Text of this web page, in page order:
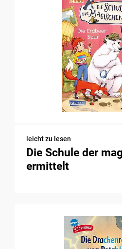
leicht zu lesen
Die Schule der
ermittelt